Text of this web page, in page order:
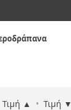
Τιμή ▲ • Τιμή ▼